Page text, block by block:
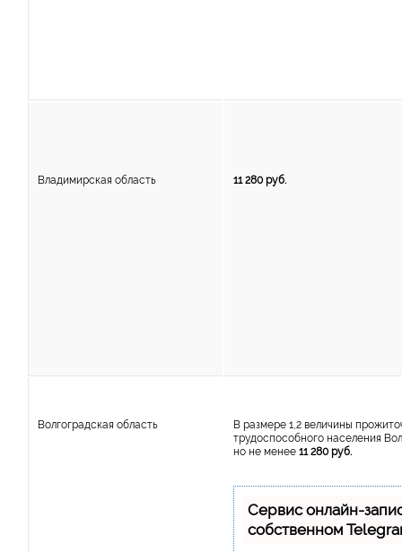
Владимирская область 11 280 руб.
Волгоградская область
В размере 1,2 величины
трудоспособного населения
но не менее11 280 руб.
Сервис онлайн-
собственном